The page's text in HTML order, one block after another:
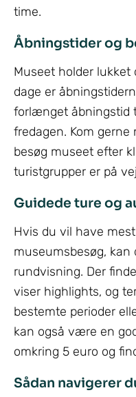
time.
Åbningstider og
Museet holder lukket
dage er
forlænget åbningstid
fredagen. Kom gerne
besøg museet efter
turistgrupper er på
Guidede ture og
Hvis du vil have
museumsbesøg,
rundvisning. Der
viser highlights, og
bestemte perioder
kan også være en
omkring 5 euro og
Sådan navigerer